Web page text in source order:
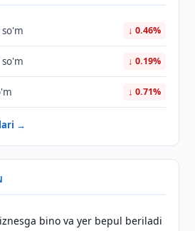
↓ 0.46%
↓ 0.19%
↓ 0.71%
→
bino va yer bepul beriladi